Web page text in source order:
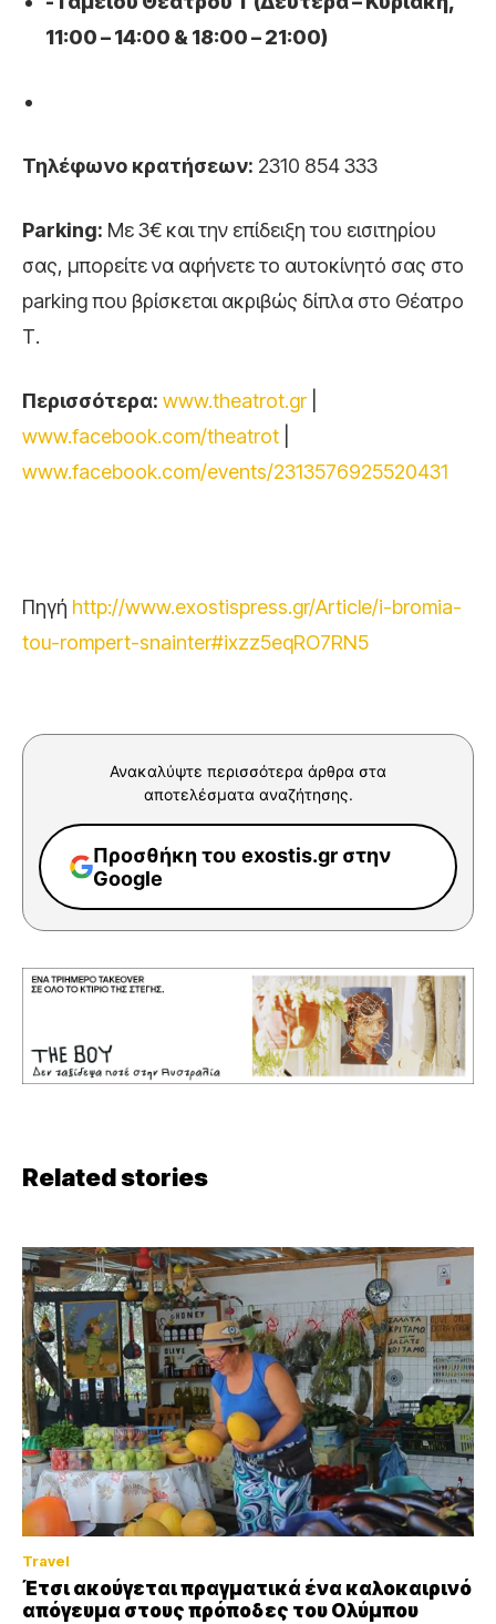
11:00 – 14:00 & 18:00 – 21:00)
Τηλέφωνο κρατήσεων: 2310 854 333
Parking: Με 3€ και την επίδειξη του εισιτηρίου
σας, μπορείτε να αφήνετε το αυτοκίνητό σας στο
parking που βρίσκεται ακριβώς δίπλα στο Θέατρο
Τ.
Περισσότερα: www.theatrot.gr
www.facebook.com/theatrot
www.facebook.com/events/2313576925520431
Πηγή http://www.exostispress.gr/Article/i-bromia-
tou-rompert-snainter#ixzz5eqRO7RN5
Ανακαλύψτε περισσότερα άρθρα στα
αποτελέσματα αναζήτησης.
Προσθήκη του exostis.gr στην
Google
Related stories
Travel
Έτσι ακούγεται πραγματικά ένα καλοκαιρινό
απόγευμα στους πρόποδες του Ολύμπου